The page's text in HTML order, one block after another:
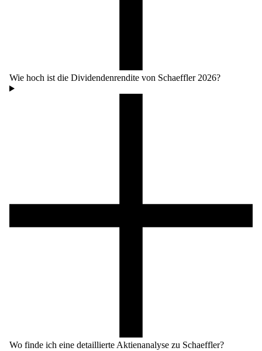
Wie hoch ist die Dividendenrendite von Schaeffler 2026?
Wo finde ich eine detaillierte Aktienanalyse zu Schaeffler?